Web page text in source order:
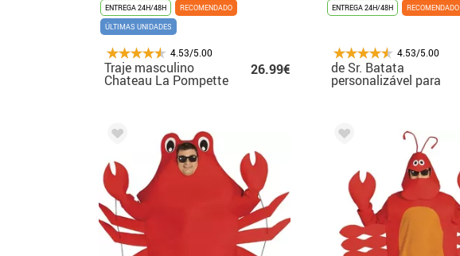
ENTREGA 24H/48H
RECOMENDADO
ÚLTIMAS UNIDADES
4.53/5.00
Traje masculino
Chateau La Pompette
26.99€
ENTREGA 24H/48H RECOMENDADO
4.53/5.00
de Sr. Batata
personalizável para
adulto